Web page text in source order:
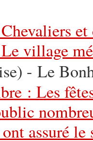
et
village
- Le
: Les
assuré le